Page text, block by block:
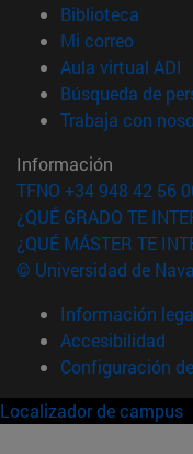
Biblioteca
Mi correo(abre
Aula virtual ADI
Búsqueda de
Trabaja con
Información
TFNO +34 948 42 56
¿QUÉ GRADO TE
¿QUÉ MÁSTER TE
© Universidad de
Información
Accesibilidad
Configuración
Localizador de campus